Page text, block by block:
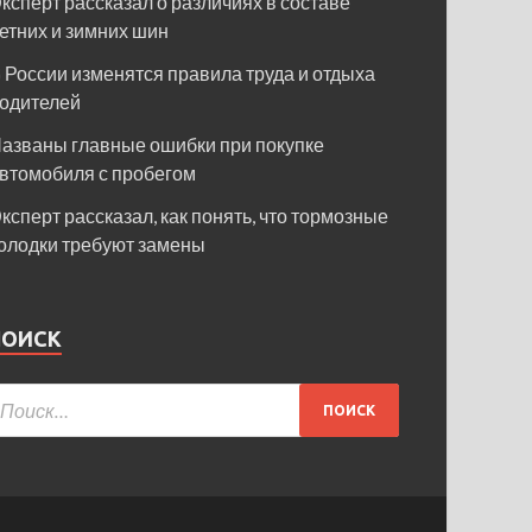
и зимних шин
России изменятся правила труда и отдыха
главные ошибки при покупке
с пробегом
рассказал, как понять, что тормозные
требуют замены